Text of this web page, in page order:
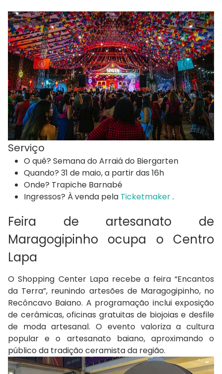
Serviço
O quê? Semana do Arraiá do Biergarten
Quando? 31 de maio, a partir das 16h
Onde? Trapiche Barnabé
Ingressos? À venda pela Ticketmaker.
Feira de artesanato de
Maragogipinho ocupa o Centro
Lapa
O Shopping Center Lapa recebe a feira “Encantos
da Terra”, reunindo artesões de Maragogipinho, no
Recôncavo Baiano. A programação inclui exposição
de cerâmicas, oficinas gratuitas de biojoias e desfile
de moda artesanal. O evento valoriza a cultura
popular e o artesanato baiano, aproximando o
público da tradição ceramista da região.